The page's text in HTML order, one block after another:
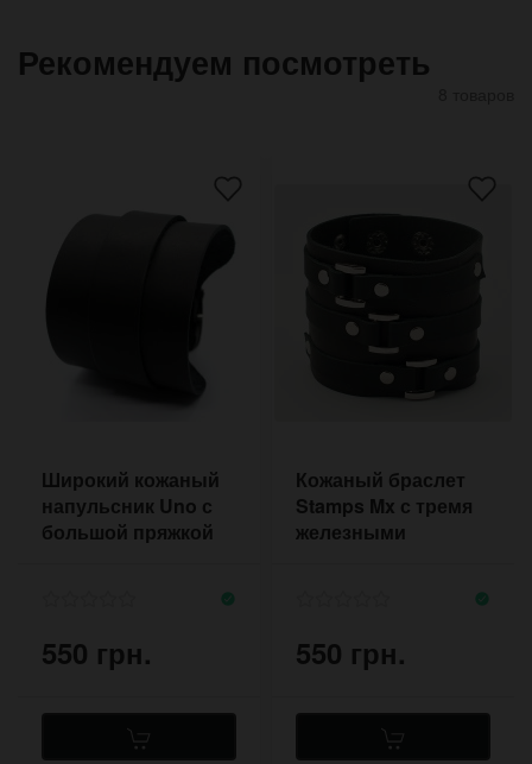
Рекомендуем посмотреть
Широкий кожаный
напульсник Uno с
большой пряжкой
550 грн.
Кожаный браслет
Stamps Mx с тремя
железными
550 грн.